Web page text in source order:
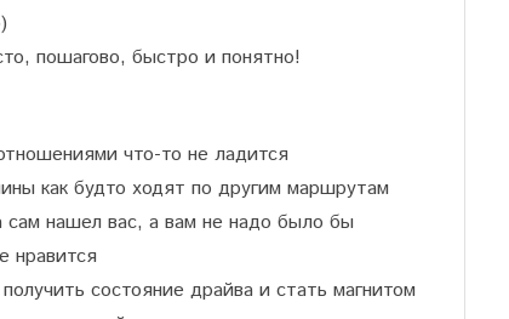
пошагово, быстро и понятно!
что-то не ладится
как будто ходят по другим маршрутам
нашел вас, а вам не надо было бы
нравится
состояние драйва и стать магнитом